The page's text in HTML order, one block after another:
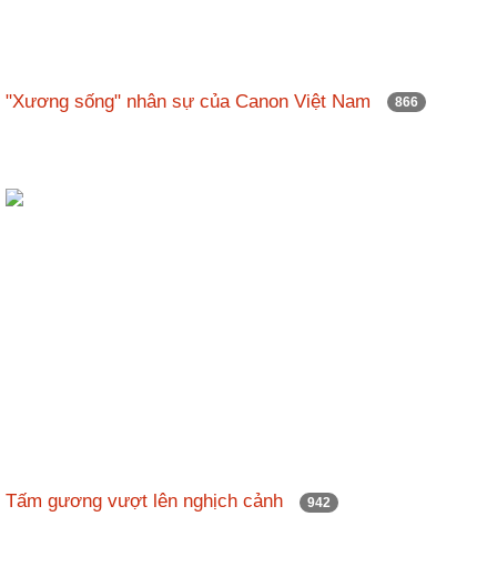
"Xương sống" nhân sự của Canon Việt Nam 866
Tấm gương vượt lên nghịch cảnh 942